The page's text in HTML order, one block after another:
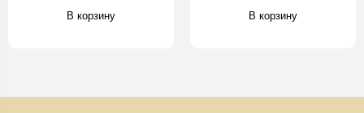
В корзину В корзину